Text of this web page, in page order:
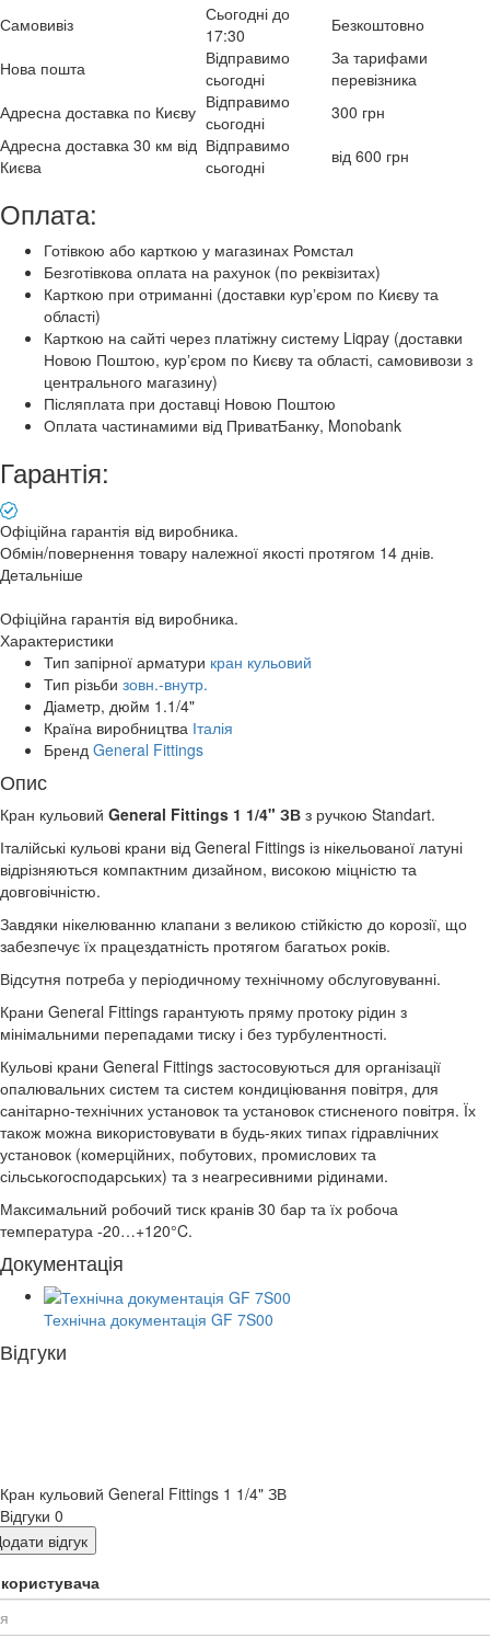
Самовивіз
Сьогодні до
17:30
Безкоштовно
Нова пошта
Відправимо
сьогодні
За тарифами
перевізника
Адресна доставка по Києву Відправимо
сьогодні
300 грн
Адресна доставка 30 км від
Києва
Відправимо
сьогодні
від 600 грн
Оплата:
Готівкою або карткою у магазинах Ромстал
Безготівкова оплата на рахунок (по реквізитах)
Карткою при отриманні (доставки курʼєром по Києву та
області)
Карткою на сайті через платіжну систему Liqpay (доставки
Новою Поштою, курʼєром по Києву та області, самовивози з
центрального магазину)
Післяплата при доставці Новою Поштою
Оплата частинамими від ПриватБанку, Monobank
Гарантія:
Офіційна гарантія від виробника.
Обмін/повернення товару належної якості протягом 14 днів.
Детальніше
Офіційна гарантія від виробника.
Характеристики
Тип запірної арматури кран кульовий
Тип різьби зовн.-внутр.
Діаметр, дюйм 1.1/4"
Країна виробництва Італія
Бренд General Fittings
Опис
Кран кульовий General Fittings 1 1/4" ЗВ з ручкою Standart.
Італійські кульові крани від General Fittings із нікельованої латуні
відрізняються компактним дизайном, високою міцністю та
довговічністю.
Завдяки нікелюванню клапани з великою стійкістю до корозії, що
забезпечує їх працездатність протягом багатьох років.
Відсутня потреба у періодичному технічному обслуговуванні.
Крани General Fittings гарантують пряму протоку рідин з
мінімальними перепадами тиску і без турбулентності.
Кульові крани General Fittings застосовуються для організації
опалювальних систем та систем кондиціювання повітря, для
санітарно-технічних установок та установок стисненого повітря. Їх
також можна використовувати в будь-яких типах гідравлічних
установок (комерційних, побутових, промислових та
сільськогосподарських) та з неагресивними рідинами.
Максимальний робочий тиск кранів 30 бар та їх робоча
температура -20…+120°C.
Документація
Технічна документація GF 7S00
Відгуки
Кран кульовий General Fittings 1 1/4" ЗВ
Відгуки 0
відгук